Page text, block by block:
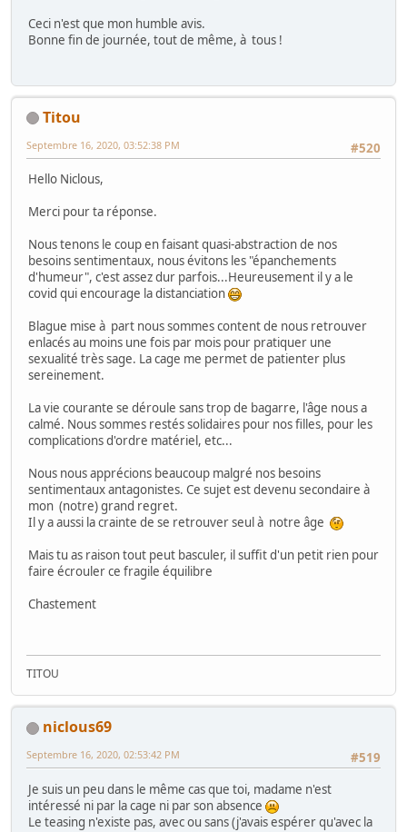
Ceci n'est que mon humble avis.
Bonne fin de journée, tout de même, à tous !
Titou
#520
Septembre 16, 2020, 03:52:38 PM
Hello Niclous,
Merci pour ta réponse.
Nous tenons le coup en faisant quasi-abstraction de nos
besoins sentimentaux, nous évitons les "épanchements
d'humeur", c'est assez dur parfois...Heureusement il y a le
covid qui encourage la distanciation
Blague mise à part nous sommes content de nous retrouver
enlacés au moins une fois par mois pour pratiquer une
sexualité très sage. La cage me permet de patienter plus
sereinement.
La vie courante se déroule sans trop de bagarre, l'âge nous a
calmé. Nous sommes restés solidaires pour nos filles, pour les
complications d'ordre matériel, etc...
Nous nous apprécions beaucoup malgré nos besoins
sentimentaux antagonistes. Ce sujet est devenu secondaire à
mon (notre) grand regret.
Il y a aussi la crainte de se retrouver seul à notre âge
Mais tu as raison tout peut basculer, il suffit d'un petit rien pour
faire écrouler ce fragile équilibre
Chastement
TITOU
niclous69
#519
Septembre 16, 2020, 02:53:42 PM
Je suis un peu dans le même cas que toi, madame n'est
intéressé ni par la cage ni par son absence
Le teasing n'existe pas, avec ou sans (j'avais espérer qu'avec la